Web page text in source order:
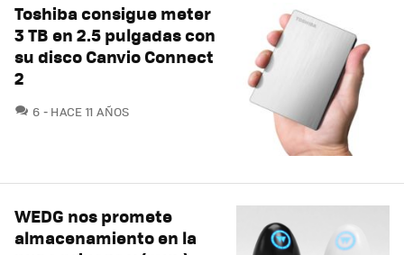
Toshiba consigue meter
3 TB en 2.5 pulgadas con
su disco Canvio Connect
2
6 COMENTARIOS
HACE 11 AÑOS
WEDG nos promete
almacenamiento en la